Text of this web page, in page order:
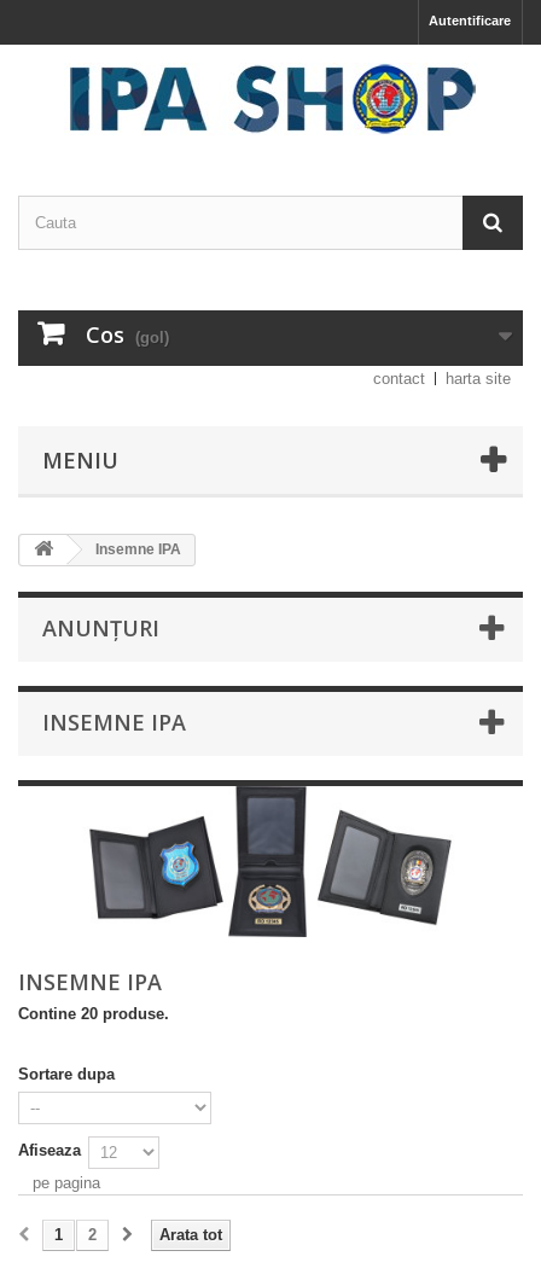
Autentificare
Cos (gol)
contact harta site
MENIU
Insemne IPA
ANUNȚURI
INSEMNE IPA
INSEMNE IPA
Contine 20 produse.
Sortare dupa
Afiseaza
pe pagina
Arata tot
1 2